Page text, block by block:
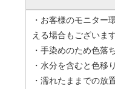
・お客様のモニター
える場合もございま
・手染めのため色落
・水分を含むと色移
・濡れたままでの放